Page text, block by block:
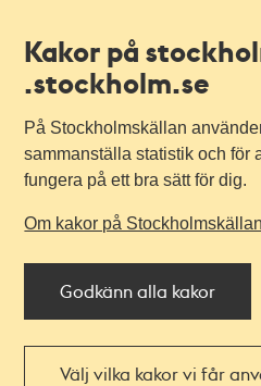
Kakor på
.stockholm.se
På Stockholmskällan
sammanställa statistik och för
fungera på ett bra sätt för dig.
Om kakor på Stockholmskällan
Godkänn alla kakor
Välj vilka kakor vi får